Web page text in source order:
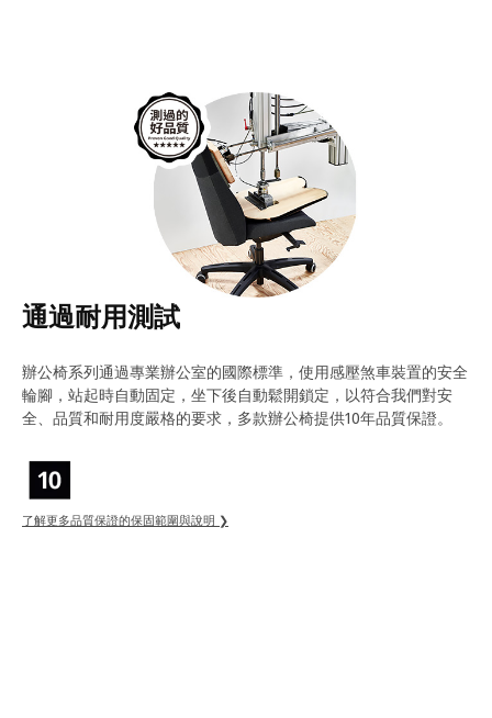
通過耐用測試
辦公椅系列通過專業辦公室的國際標準，使用感壓煞車裝置的安全
輪腳，站起時自動固定，坐下後自動鬆開鎖定，以符合我們對安
全、品質和耐用度嚴格的要求，多款辦公椅提供10年品質保證。
了解更多品質保證的保固範圍與說明 ❯